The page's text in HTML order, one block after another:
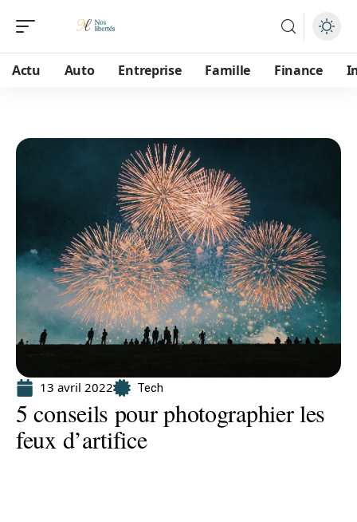
Actu Auto Entreprise Famille Finance
13 avril 2022 Tech
5 conseils pour photographier les
feux d’artifice